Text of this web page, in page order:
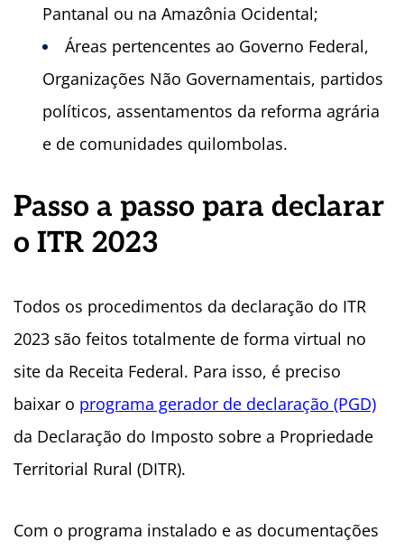
Pantanal ou na Amazônia Ocidental;
Áreas pertencentes ao Governo Federal,
Organizações Não Governamentais, partidos
políticos, assentamentos da reforma agrária
e de comunidades quilombolas.
Passo a passo para declarar
o ITR 2023
Todos os procedimentos da declaração do ITR
2023 são feitos totalmente de forma virtual no
site da Receita Federal. Para isso, é preciso
baixar o programa gerador de declaração (PGD)
da Declaração do Imposto sobre a Propriedade
Territorial Rural (DITR).
Com o programa instalado e as documentações